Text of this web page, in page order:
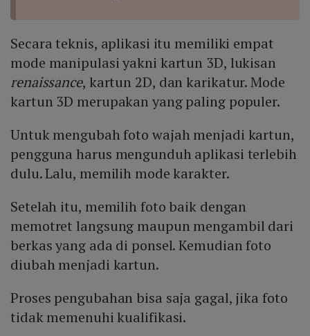
Secara teknis, aplikasi itu memiliki empat
mode manipulasi yakni kartun 3D, lukisan
renaissance, kartun 2D, dan karikatur. Mode
kartun 3D merupakan yang paling populer.
Untuk mengubah foto wajah menjadi kartun,
pengguna harus mengunduh aplikasi terlebih
dulu. Lalu, memilih mode karakter.
Setelah itu, memilih foto baik dengan
memotret langsung maupun mengambil dari
berkas yang ada di ponsel. Kemudian foto
diubah menjadi kartun.
Proses pengubahan bisa saja gagal, jika foto
tidak memenuhi kualifikasi.